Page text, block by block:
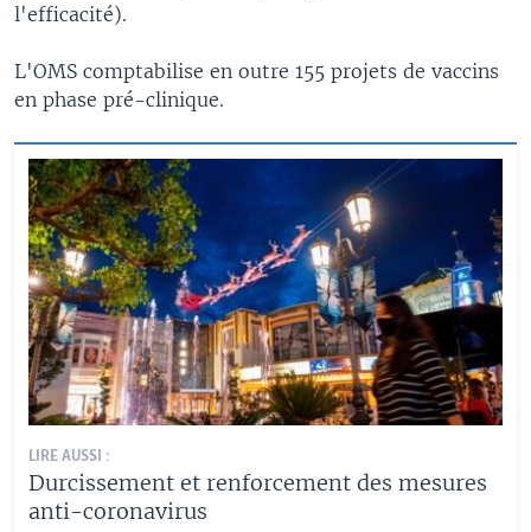
l'efficacité).
L'OMS comptabilise en outre 155 projets de vaccins
en phase pré-clinique.
LIRE AUSSI :
Durcissement et renforcement des mesures
anti-coronavirus